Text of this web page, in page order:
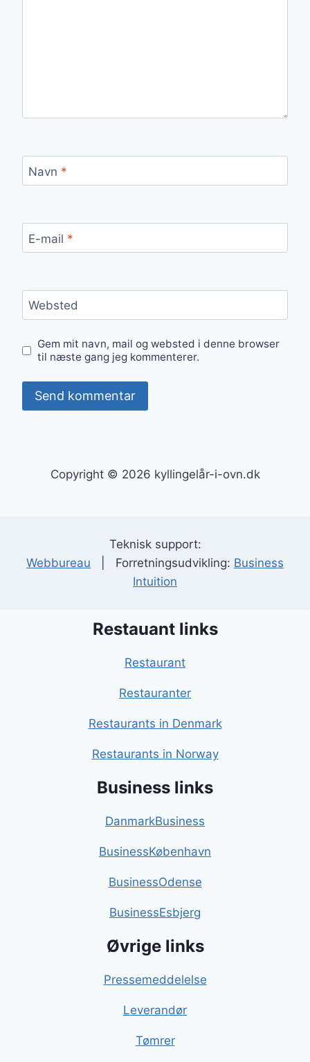
Navn *
E-mail *
Websted
Gem mit navn, mail og websted i denne browser
til næste gang jeg kommenterer.
Copyright © 2026 kyllingelår-i-ovn.dk
Teknisk support:
Webbureau | Forretningsudvikling: Business
Intuition
Restauant links
Restaurant
Restauranter
Restaurants in Denmark
Restaurants in Norway
Business links
DanmarkBusiness
BusinessKøbenhavn
BusinessOdense
BusinessEsbjerg
Øvrige links
Pressemeddelelse
Leverandør
Tømrer